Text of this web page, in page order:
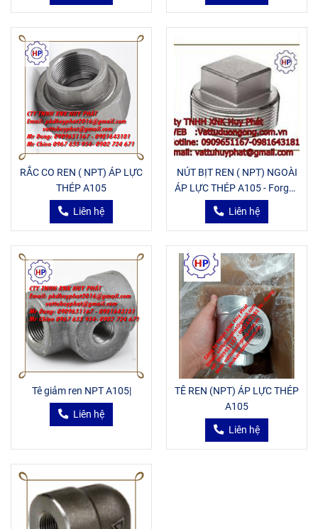
RẮC CO REN ( NPT) ÁP LỰC
THÉP A105
Liên hệ
NÚT BỊT REN ( NPT) NGOÀI
ÁP LỰC THÉP A105 - Forged
Square Head Plug class
3000 ASME B16.11
Liên hệ
Tê giảm ren NPT A105|
Liên hệ
TÊ REN (NPT) ÁP LỰC THÉP
A105
Liên hệ